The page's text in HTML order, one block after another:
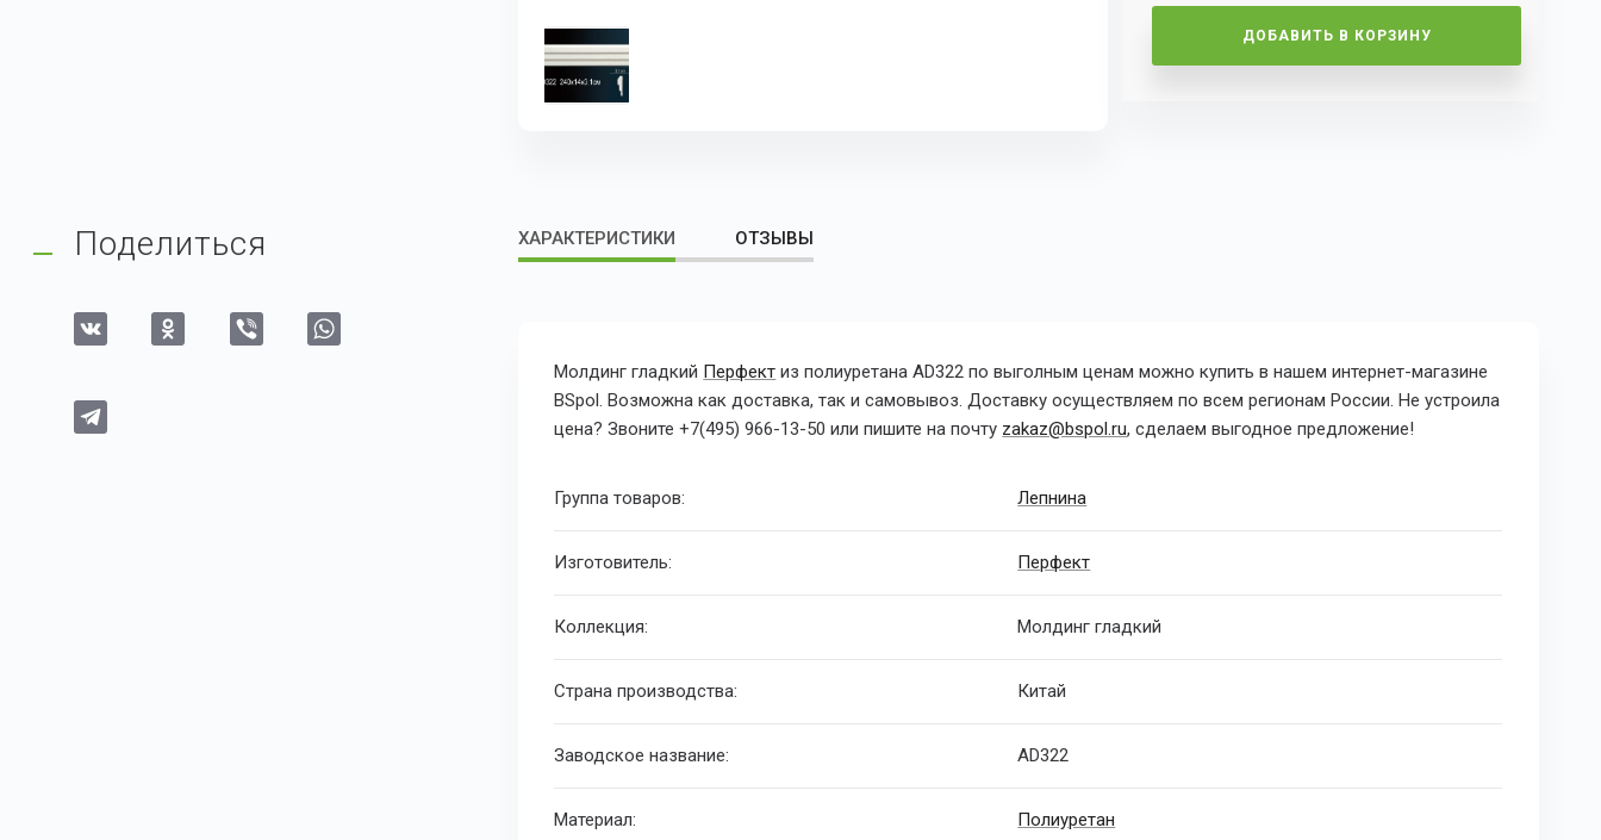
ДОБАВИТЬ В КОРЗИНУ
ХАРАКТЕРИСТИКИ ОТЗЫВЫ
Молдинг гладкий Перфект из полиуретана AD322 по выголным ценам можно купить в нашем интернет-магазине
BSpol. Возможна как доставка, так и самовывоз. Доставку осуществляем по всем регионам России. Не устроила
цена? Звоните+7(495) 966-13-50 или пишите на почту zakaz@bspol.ru, сделаем выгодное предложение!
Группа товаров: Лепнина
Изготовитель: Перфект
Коллекция: Молдинг гладкий
Страна производства: Китай
Заводское название: AD322
Материал: Полиуретан
Поделиться